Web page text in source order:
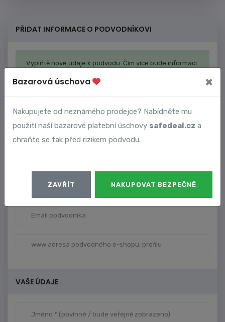
PŘIDAT INFORMACE O PODVODNÍKOVI
Vyplňtě nové údaje k podvodu. Čím více bude informací
o podvodníkovi, tím lépe ostatní najdou stejného
VAŠE ÚDAJE
Bazarová úschova ×
Nakupujete od neznámého prodejce? Nabídněte mu
použití naší bazarové platební úschovy safedeal.cz a
chraňte se tak před rizikem podvodu.
ZAVŘÍT NAKUPOVAT BEZPEČNĚ